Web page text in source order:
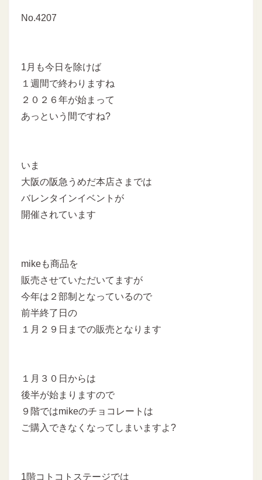
No.4207
1月も今日を除けば
１週間で終わりますね
２０２６年が始まって
あっという間ですね?
いま
大阪の阪急うめだ本店さまでは
バレンタインイベントが
開催されています
mikeも商品を
販売させていただいてますが
今年は２部制となっているので
前半終了日の
１月２９日までの販売となります
１月３０日からは
後半が始まりますので
９階ではmikeのチョコレートは
ご購入できなくなってしまいますよ?
1階コトコトステージでは